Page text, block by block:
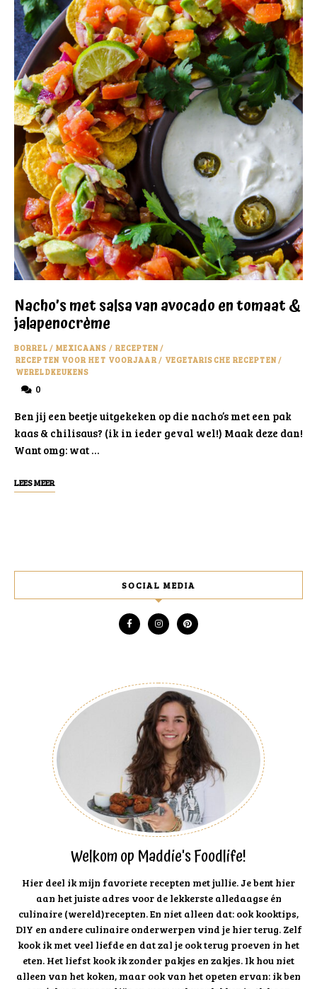
Nacho’s met salsa van avocado en tomaat &
jalapenocrème
BORREL / MEXICAANS / RECEPTEN/
RECEPTEN VOOR HET VOORJAAR/ VEGETARISCHE RECEPTEN/
WERELDKEUKENS
0
Ben jij een beetje uitgekeken op die nacho’s met een pak
kaas & chilisaus? (ik in ieder geval wel!) Maak deze dan!
Want omg: wat …
LEES MEER
SOCIAL MEDIA
Welkom op Maddie's Foodlife!
Hier deel ik mijn favoriete recepten met jullie. Je bent hier
aan het juiste adres voor de lekkerste alledaagse én
culinaire (wereld)recepten. En niet alleen dat: ook kooktips,
DIY en andere culinaire onderwerpen vind je hier terug. Zelf
kook ik met veel liefde en dat zal je ook terug proeven in het
eten. Het liefst kook ik zonder pakjes en zakjes. Ik hou niet
alleen van het koken, maar ook van het opeten ervan: ik ben